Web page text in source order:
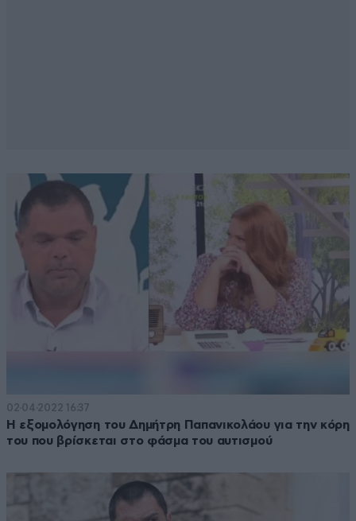
02·04·2022 16:37
Η εξομολόγηση του Δημήτρη Παπανικολάου για την κόρη
του που βρίσκεται στο φάσμα του αυτισμού